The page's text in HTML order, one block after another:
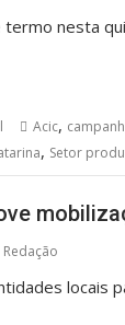
termo nesta
Acic,
, Setor
Redação
locais